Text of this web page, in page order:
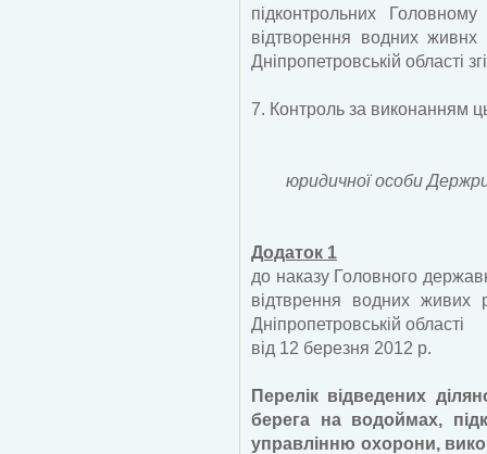
підконтрольних
відтворення водних
Дніпропетровській області
7. Контроль за виконанням
юридичної особи
Додаток 1
до наказу Головного
відтврення водних живих
Дніпропетровській області
від 12 березня 2012 р.
Перелік відведених
берега на водоймах,
управлінню охорони,